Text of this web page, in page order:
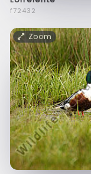
f72432
Zoom